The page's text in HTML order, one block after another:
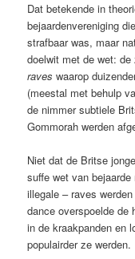
Dat betekende in
bejaardenvereniging
strafbaar was, maar
doelwit met de wet:
raves waarop
(meestal met behulp
de nimmer subtiele
Gommorah werden
Niet dat de Britse
suffe wet van
illegale – raves
dance overspoelde de
in de kraakpanden en
populairder ze werden.